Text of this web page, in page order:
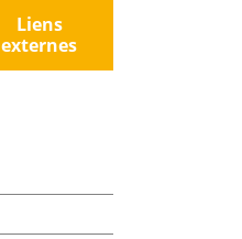
Liens
externes